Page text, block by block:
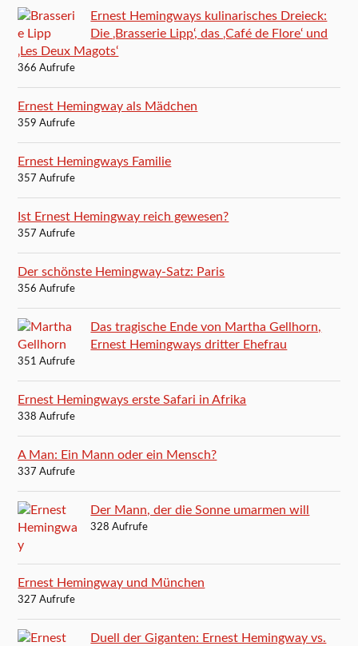
Ernest Hemingways kulinarisches Dreieck:
Die ‚Brasserie Lipp‘, das ‚Café de Flore‘ und
‚Les Deux Magots‘
366 Aufrufe
Ernest Hemingway als Mädchen
359 Aufrufe
Ernest Hemingways Familie
357 Aufrufe
Ist Ernest Hemingway reich gewesen?
357 Aufrufe
Der schönste Hemingway-Satz: Paris
356 Aufrufe
Das tragische Ende von Martha Gellhorn,
Ernest Hemingways dritter Ehefrau
351 Aufrufe
Ernest Hemingways erste Safari in Afrika
338 Aufrufe
A Man: Ein Mann oder ein Mensch?
337 Aufrufe
Der Mann, der die Sonne umarmen will
328 Aufrufe
Ernest Hemingway und München
327 Aufrufe
Duell der Giganten: Ernest Hemingway vs.